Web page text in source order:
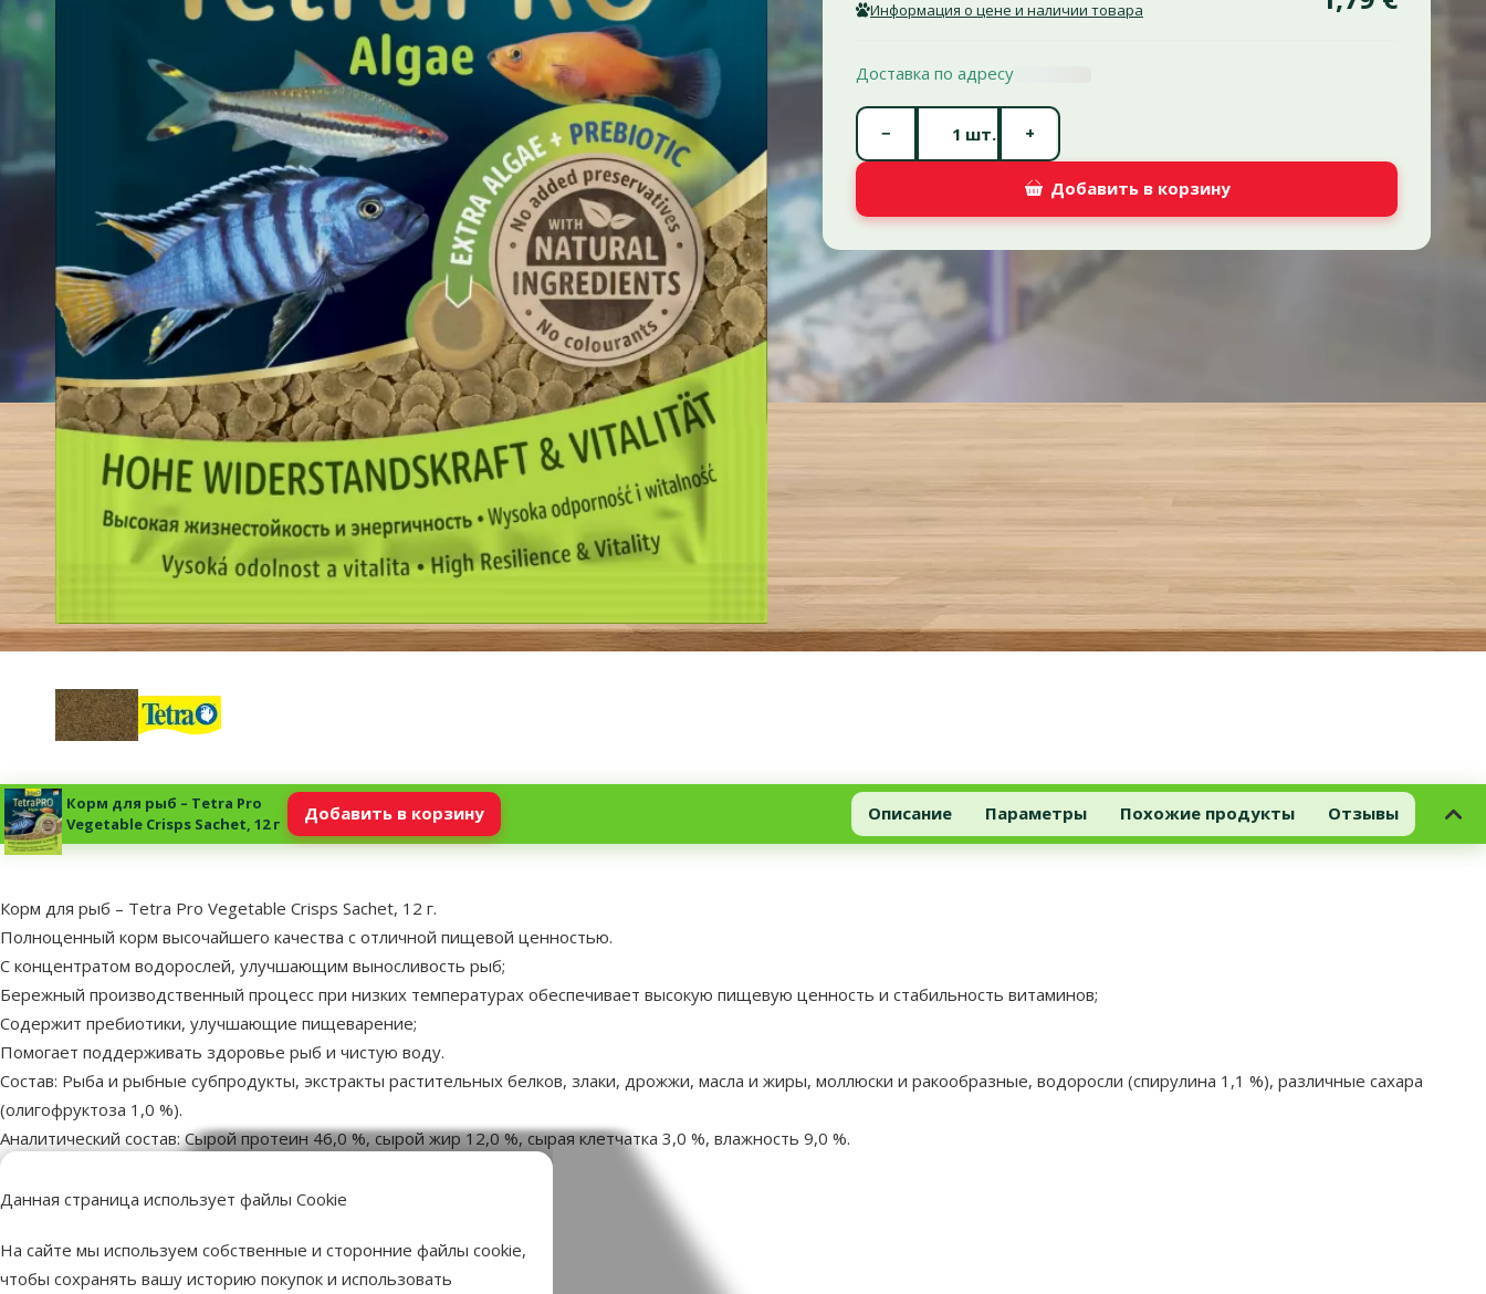
Данная страница использует файлы Cookie
На сайте мы используем собственные и сторонние файлы cookie,
чтобы сохранять вашу историю покупок и использовать
Информация о цене и наличии товара
Доставка по адресу
шт.
− +
Добавить в корзину
Корм для рыб – Tetra Pro
Vegetable Crisps Sachet, 12 г
Добавить в корзину Описание Параметры Похожие продукты Отзывы
superzoo.product.detail.content
Корм для рыб – Tetra Pro Vegetable Crisps Sachet, 12 г.
Полноценный корм высочайшего качества с отличной пищевой ценностью.
С концентратом водорослей, улучшающим выносливость рыб;
Бережный производственный процесс при низких температурах обеспечивает высокую пищевую ценность и стабильность витаминов;
Содержит пребиотики, улучшающие пищеварение;
Помогает поддерживать здоровье рыб и чистую воду.
Состав: Рыба и рыбные субпродукты, экстракты растительных белков, злаки, дрожжи, масла и жиры, моллюски и ракообразные, водоросли (спирулина 1,1 %), различные сахара
(олигофруктоза 1,0 %).
Аналитический состав: Сырой протеин 46,0 %, сырой жир 12,0 %, сырая клетчатка 3,0 %, влажность 9,0 %.
Особености корма
Для травоядных рыб, растений и водорослей